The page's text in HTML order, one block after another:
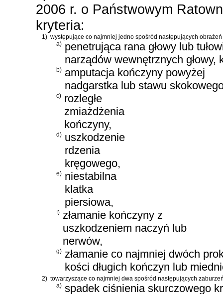
2006 r. o Państwowym
kryteria:
1) występujące co najmniej jedno spośród następujących
a) penetrująca rana głowy lub
narządów wewnętrznych
b) amputacja kończyny powyżej
nadgarstka lub stawu
c) rozległe
zmiażdżenia
kończyny,
d) uszkodzenie
rdzenia
kręgowego,
e) niestabilna
klatka
piersiowa,
f) złamanie kończyny z
uszkodzeniem naczyń lub
nerwów,
g) złamanie co najmniej dwóch
kości długich kończyn lub
2) towarzyszące co najmniej dwa spośród następujących
a) spadek ciśnienia skurczowego